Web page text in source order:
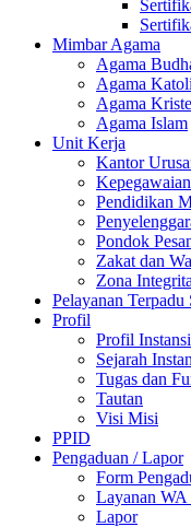
Mimbar Agama
Agama
Agama
Agama
Agama Islam
Unit Kerja
Kantor
Kepegawaian
Pendidikan
Pondok
Zakat dan
Zona
Pelayanan Terpadu
Profil
Profil Instansi
Sejarah
Tugas dan
Tautan
Visi Misi
PPID
Pengaduan / Lapor
Form
Layanan WA
Lapor